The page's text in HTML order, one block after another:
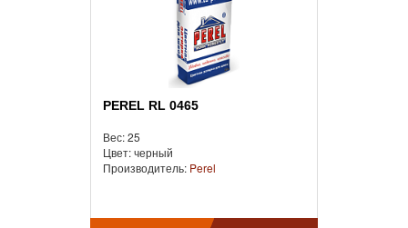
PEREL RL 0465
Вес: 25
Цвет: черный
Производитель: Perel